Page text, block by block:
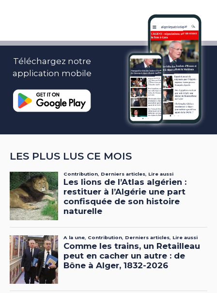
Téléchargez notre
application mobile
LES PLUS LUS CE MOIS